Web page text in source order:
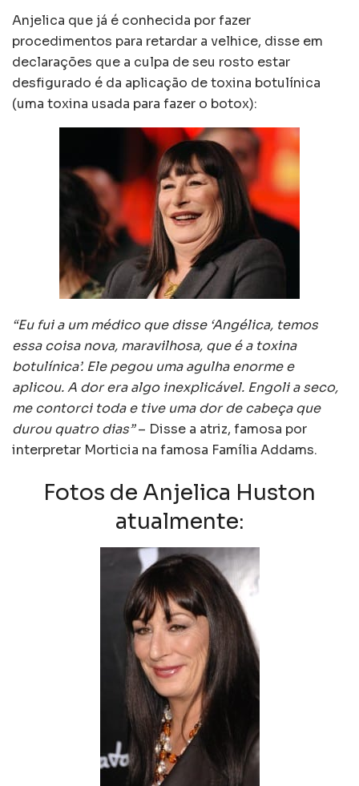
Anjelica que já é conhecida por fazer
procedimentos para retardar a velhice, disse em
declarações que a culpa de seu rosto estar
desfigurado é da aplicação de toxina botulínica
(uma toxina usada para fazer o botox):
“Eu fui a um médico que disse ‘Angélica, temos
essa coisa nova, maravilhosa, que é a toxina
botulínica’. Ele pegou uma agulha enorme e
aplicou. A dor era algo inexplicável. Engoli a seco,
me contorci toda e tive uma dor de cabeça que
durou quatro dias”– Disse a atriz, famosa por
interpretar Morticia na famosa Família Addams.
Fotos de Anjelica Huston
atualmente: